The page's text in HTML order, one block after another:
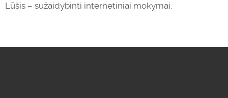
Lūšis – sužaidybinti internetiniai mokymai.